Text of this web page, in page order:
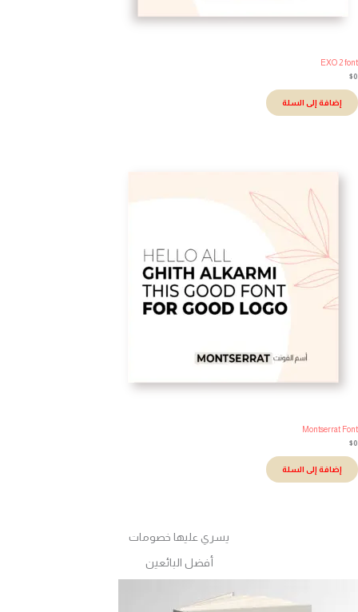
EXO 2
إضافة إلى السلة
Montserrat
إضافة إلى السلة
يسري عليها خصومات
أفضل البائعين